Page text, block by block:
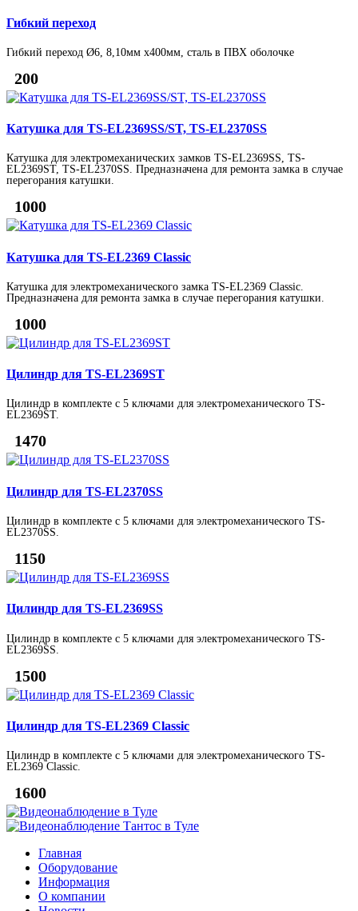
Гибкий переход
Гибкий переход Ø6, 8,10мм х400мм, сталь в ПВХ оболочке
200
Катушка для TS-EL2369SS/ST, TS-EL2370SS
Катушка для электромеханических замков TS-EL2369SS, TS-
EL2369ST, TS-EL2370SS. Предназначена для ремонта замка в случае
перегорания катушки.
1000
Катушка для TS-EL2369 Classic
Катушка для электромеханического замка TS-EL2369 Classic.
Предназначена для ремонта замка в случае перегорания катушки.
1000
Цилиндр для TS-EL2369ST
Цилиндр в комплекте с 5 ключами для электромеханического TS-
EL2369ST.
1470
Цилиндр для TS-EL2370SS
Цилиндр в комплекте с 5 ключами для электромеханического TS-
EL2370SS.
1150
Цилиндр для TS-EL2369SS
Цилиндр в комплекте с 5 ключами для электромеханического TS-
EL2369SS.
1500
Цилиндр для TS-EL2369 Classic
Цилиндр в комплекте с 5 ключами для электромеханического TS-
EL2369 Classic.
1600
Главная
Оборудование
Информация
О компании